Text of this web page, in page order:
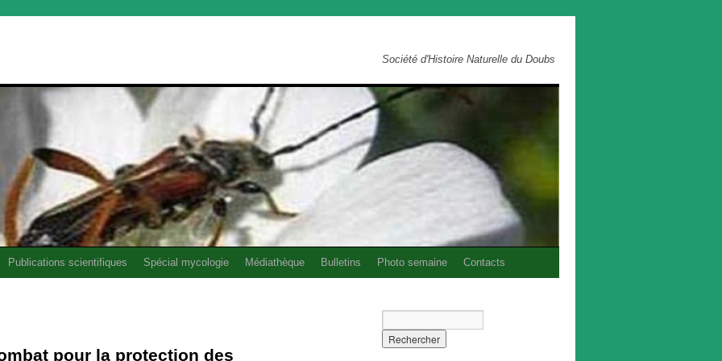
Société d'Histoire Naturelle du Doubs
Publications scientifiques Spécial mycologie Médiathèque Bulletins Photo semaine Contacts
pour la protection des